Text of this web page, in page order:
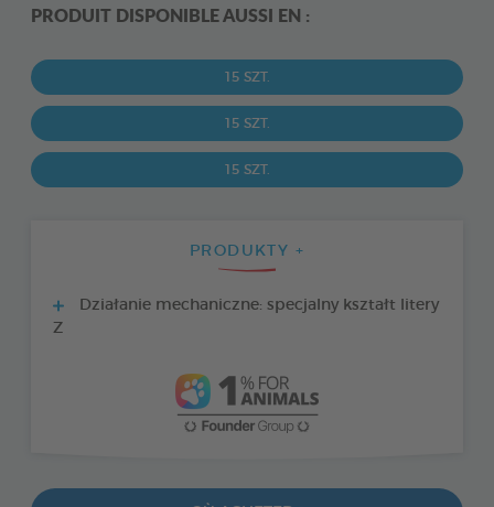
PRODUIT DISPONIBLE AUSSI EN :
15 SZT.
15 SZT.
15 SZT.
PRODUKTY +
Działanie mechaniczne: specjalny kształt litery
Z